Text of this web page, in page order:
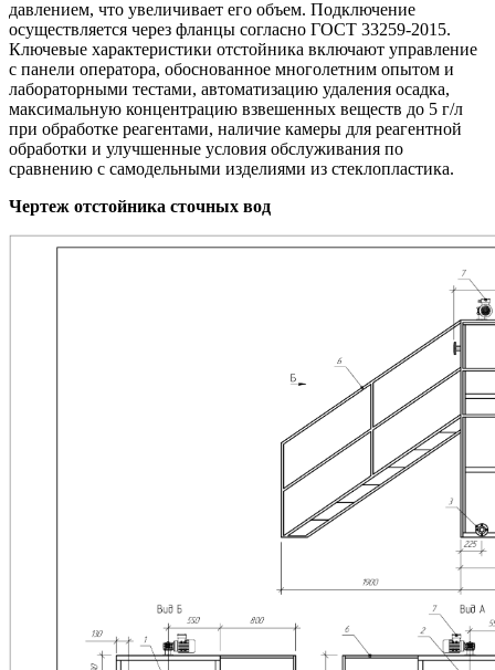
давлением, что увеличивает его объем. Подключение
осуществляется через фланцы согласно ГОСТ 33259-2015.
Ключевые характеристики отстойника включают управление
с панели оператора, обоснованное многолетним опытом и
лабораторными тестами, автоматизацию удаления осадка,
максимальную концентрацию взвешенных веществ до 5 г/л
при обработке реагентами, наличие камеры для реагентной
обработки и улучшенные условия обслуживания по
сравнению с самодельными изделиями из стеклопластика.
Чертеж отстойника сточных вод